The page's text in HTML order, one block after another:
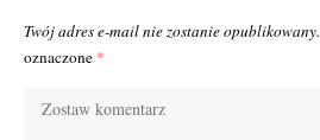
Twój adres e-mail nie zostanie opublikowany.
oznaczone *